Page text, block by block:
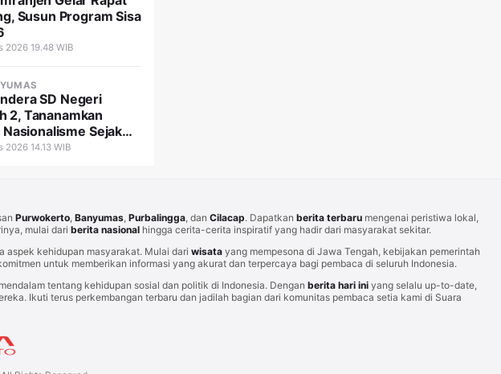
Susun Program Sisa
2026 19.48 WIB
SD Negeri
2, Tananamkan
Sejak
2026 14.13 WIB
Purwokerto Banyumas Purbalingga , dan Cilacap. Dapatkan berita terbaru mengenai peristiwa lokal,
mulai dari berita nasional hingga cerita-cerita inspiratif yang hadir dari masyarakat sekitar.
aspek kehidupan masyarakat. Mulai dari wisatayang mempesona di Jawa Tengah, kebijakan pemerintah
untuk memberikan informasi yang akurat dan terpercaya bagi pembaca di seluruh Indonesia.
tentang kehidupan sosial dan politik di Indonesia. Dengan berita hari iniyang selalu up-to-date,
Ikuti terus perkembangan terbaru dan jadilah bagian dari komunitas pembaca setia kami di Suara